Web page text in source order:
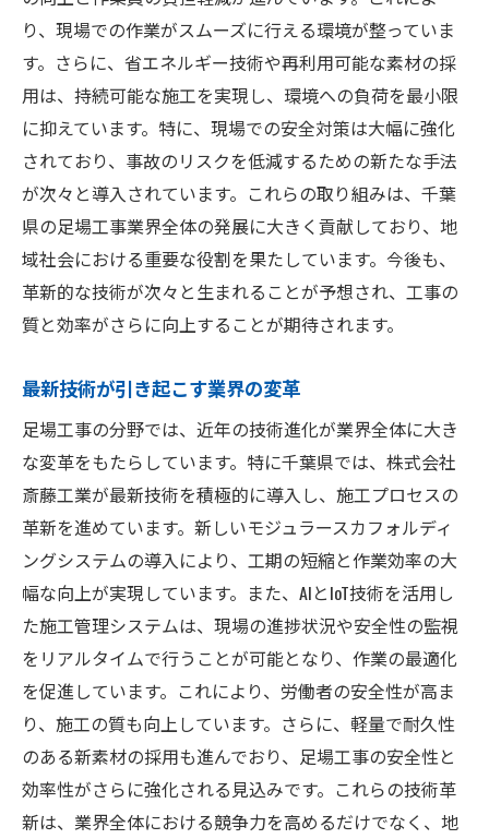
り、現場での作業がスムーズに行える環境が整っていま
す。さらに、省エネルギー技術や再利用可能な素材の採
用は、持続可能な施工を実現し、環境への負荷を最小限
に抑えています。特に、現場での安全対策は大幅に強化
されており、事故のリスクを低減するための新たな手法
が次々と導入されています。これらの取り組みは、千葉
県の足場工事業界全体の発展に大きく貢献しており、地
域社会における重要な役割を果たしています。今後も、
革新的な技術が次々と生まれることが予想され、工事の
質と効率がさらに向上することが期待されます。
最新技術が引き起こす業界の変革
足場工事の分野では、近年の技術進化が業界全体に大き
な変革をもたらしています。特に千葉県では、株式会社
斎藤工業が最新技術を積極的に導入し、施工プロセスの
革新を進めています。新しいモジュラースカフォルディ
ングシステムの導入により、工期の短縮と作業効率の大
幅な向上が実現しています。また、AIとIoT技術を活用し
た施工管理システムは、現場の進捗状況や安全性の監視
をリアルタイムで行うことが可能となり、作業の最適化
を促進しています。これにより、労働者の安全性が高ま
り、施工の質も向上しています。さらに、軽量で耐久性
のある新素材の採用も進んでおり、足場工事の安全性と
効率性がさらに強化される見込みです。これらの技術革
新は、業界全体における競争力を高めるだけでなく、地